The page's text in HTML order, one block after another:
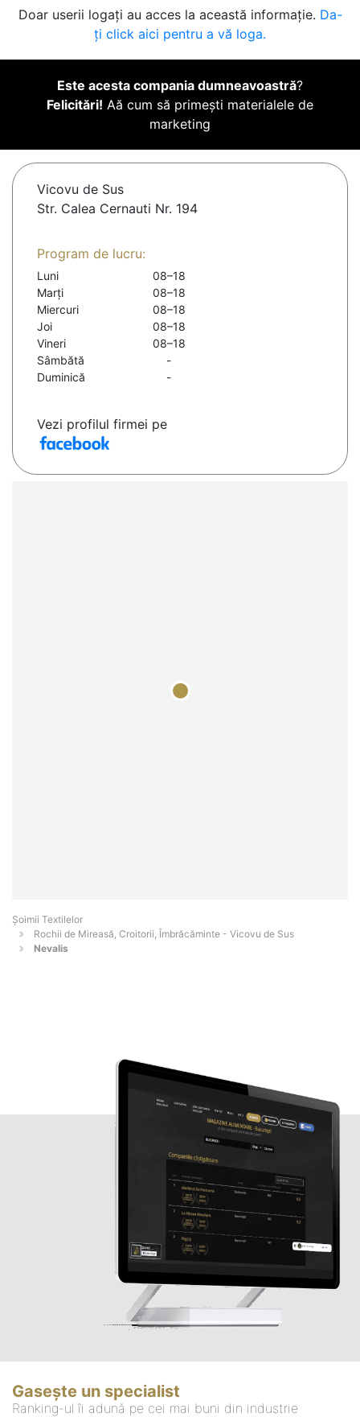
Doar userii logați au acces la această informație. Da-
ți click aici pentru a vă loga.
Este acesta compania dumneavoastră?
Felicitări! Aă cum să primești materialele de
marketing
Vicovu de Sus
Str. Calea Cernauti Nr. 194
Program de lucru:
Luni
08–18
Marți
08–18
Miercuri
08–18
Joi
08–18
Vineri
08–18
Sâmbătă
-
Duminică
-
Vezi profilul firmei pe
Șoimii Textilelor
Rochii de Mireasă, Croitorii, Îmbrăcăminte - Vicovu de Sus
Nevalis
Gasește un specialist
Ranking-ul îi adună pe cei mai buni din industrie